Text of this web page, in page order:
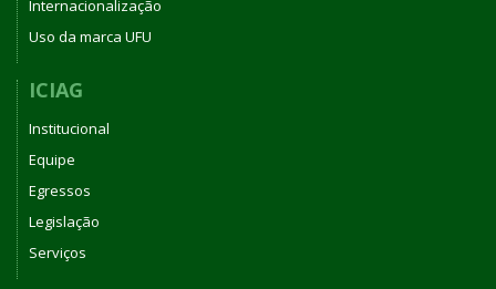
Internacionalização
Uso da marca UFU
ICIAG
Institucional
Equipe
Egressos
Legislação
Serviços